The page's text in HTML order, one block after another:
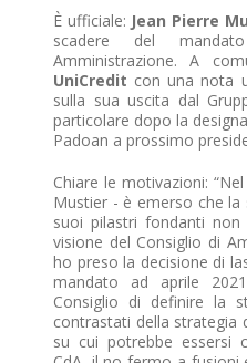
È ufficiale: Jean Pierre
scadere del
Amministrazione. A
UniCredit con una nota
sulla sua uscita dal
particolare dopo la
Padoan a prossimo
Chiare le motivazioni:
Mustier - è emerso che
suoi pilastri fondanti
visione del Consiglio di
ho preso la decisione di
mandato ad aprile
Consiglio di definire la
contrastati della strategia
su cui potrebbe essersi